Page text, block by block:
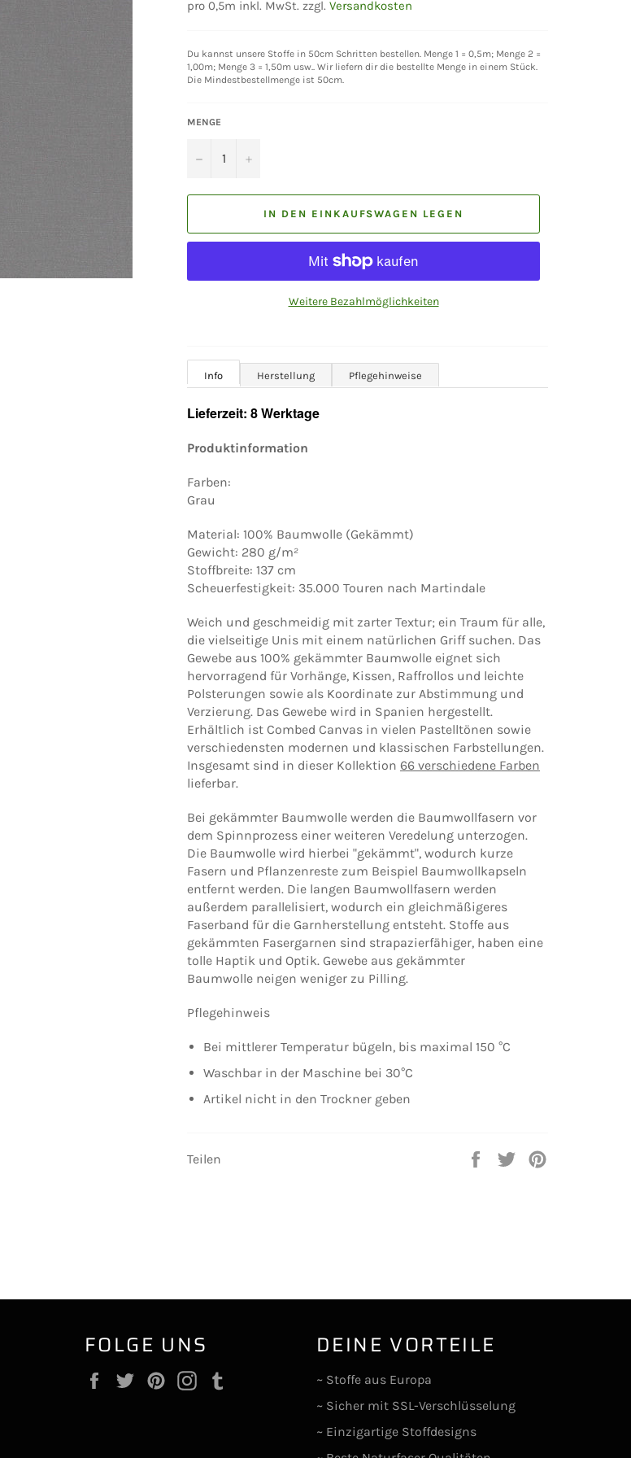
pro 0,5m inkl. MwSt. zzgl. Versandkosten
Du kannst unsere Stoffe in 50cm Schritten bestellen. Menge 1 = 0,5m; Menge 2 =
1,00m; Menge 3 = 1,50m usw.. Wir liefern dir die bestellte Menge in einem Stück.
Die Mindestbestellmenge ist 50cm.
MENGE
− +
IN DEN EINKAUFSWAGEN LEGEN
Weitere Bezahlmöglichkeiten
Info Herstellung Pflegehinweise
Lieferzeit: 8 Werktage
Produktinformation
Farben:
Grau
Material: 100% Baumwolle (Gekämmt)
Gewicht: 280 g/m²
Stoffbreite: 137 cm
Scheuerfestigkeit: 35.000 Touren nach Martindale
Weich und geschmeidig mit zarter Textur; ein Traum für alle,
die vielseitige Unis mit einem natürlichen Griff suchen. Das
Gewebe aus 100% gekämmter Baumwolle eignet sich
hervorragend für Vorhänge, Kissen, Raffrollos und leichte
Polsterungen sowie als Koordinate zur Abstimmung und
Verzierung. Das Gewebe wird in Spanien hergestellt.
Erhältlich ist Combed Canvas in vielen Pastelltönen sowie
verschiedensten modernen und klassischen Farbstellungen.
Insgesamt sind in dieser Kollektion 66 verschiedene Farben
lieferbar.
Bei gekämmter Baumwolle werden die Baumwollfasern vor
dem Spinnprozess einer weiteren Veredelung unterzogen.
Die Baumwolle wird hierbei "gekämmt", wodurch kurze
Fasern und Pflanzenreste zum Beispiel Baumwollkapseln
entfernt werden. Die langen Baumwollfasern werden
außerdem parallelisiert, wodurch ein gleichmäßigeres
Faserband für die Garnherstellung entsteht. Stoffe aus
gekämmten Fasergarnen sind strapazierfähiger, haben eine
tolle Haptik und Optik. Gewebe aus gekämmter
Baumwolle neigen weniger zu Pilling.
Pflegehinweis
Bei mittlerer Temperatur bügeln, bis maximal 150 °C
Waschbar in der Maschine bei 30°C
Artikel nicht in den Trockner geben
Teilen
Auf
Auf
FOLGE UNS
FacebookTwitterPinterestInstagram
DEINE VORTEILE
~ Stoffe aus Europa
~ Sicher mit SSL-Verschlüsselung
~ Einzigartige Stoffdesigns